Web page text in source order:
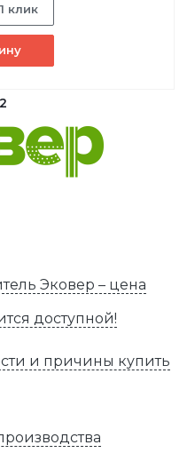
клик
2
Эковер – цена
доступной!
и причины купить